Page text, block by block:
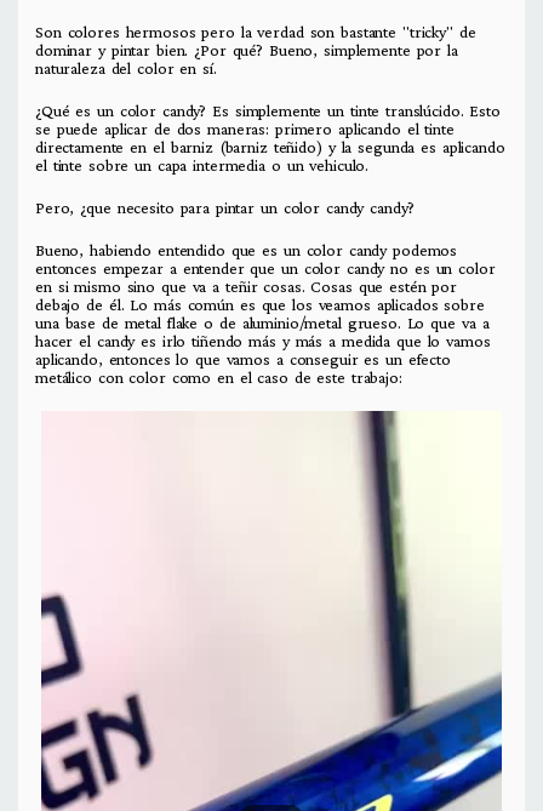
Son colores hermosos pero la verdad son bastante "tricky" de
dominar y pintar bien. ¿Por qué? Bueno, simplemente por la
naturaleza del color en sí.
¿Qué es un color candy? Es simplemente un tinte translúcido. Esto
se puede aplicar de dos maneras: primero aplicando el tinte
directamente en el barniz (barniz teñido) y la segunda es aplicando
el tinte sobre un capa intermedia o un vehiculo.
Pero, ¿que necesito para pintar un color candy candy?
Bueno, habiendo entendido que es un color candy podemos
entonces empezar a entender que un color candy no es un color
en si mismo sino que va a teñir cosas. Cosas que estén por
debajo de él. Lo más común es que los veamos aplicados sobre
una base de metal flake o de aluminio/metal grueso. Lo que va a
hacer el candy es irlo tiñendo más y más a medida que lo vamos
aplicando, entonces lo que vamos a conseguir es un efecto
metálico con color como en el caso de este trabajo: